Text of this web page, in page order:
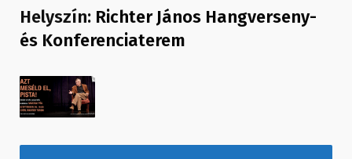
Helyszín: Richter János Hangverseny-
és Konferenciaterem